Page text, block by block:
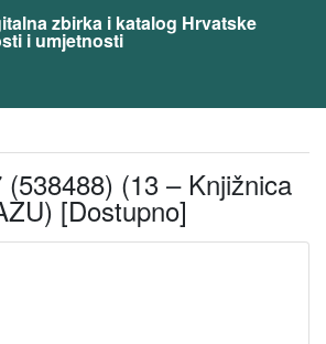
zbirka i katalog Hrvatske
i umjetnosti
(13 – Knjižnica
[Dostupno]